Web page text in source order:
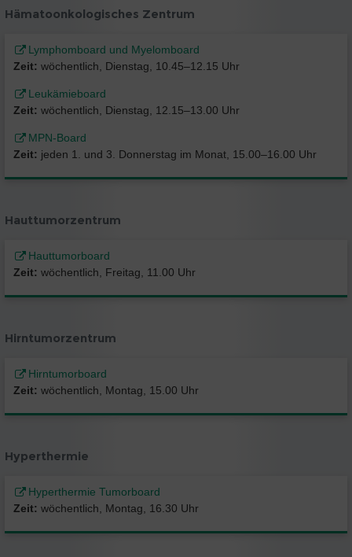
Hämatoonkologisches Zentrum
Lymphomboard und Myelomboard
Zeit: wöchentlich, Dienstag, 10.45–12.15 Uhr
Leukämieboard
Zeit: wöchentlich, Dienstag, 12.15–13.00 Uhr
MPN-Board
Zeit: jeden 1. und 3. Donnerstag im Monat, 15.00–16.00 Uhr
Hauttumorzentrum
Hauttumorboard
Zeit: wöchentlich, Freitag, 11.00 Uhr
Hirntumorzentrum
Hirntumorboard
Zeit: wöchentlich, Montag, 15.00 Uhr
Hyperthermie
Hyperthermie Tumorboard
Zeit: wöchentlich, Montag, 16.30 Uhr